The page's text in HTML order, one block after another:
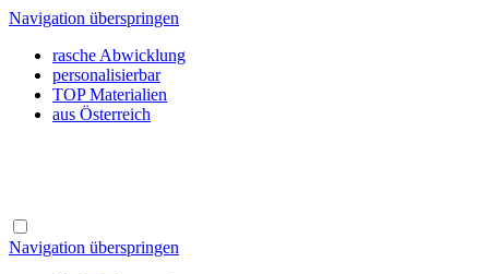
Navigation überspringen
rasche Abwicklung
personalisierbar
TOP Materialien
aus Österreich
Navigation überspringen